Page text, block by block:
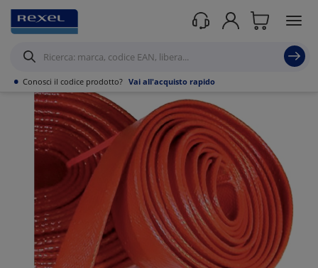
• Conosci il codice prodotto? Vai all'acquisto rapido
Prodotti /Canalizzazioni Tubo PVC,Metallo,Guaine e Accessori /Guaine
Flessibile Calza in metallo